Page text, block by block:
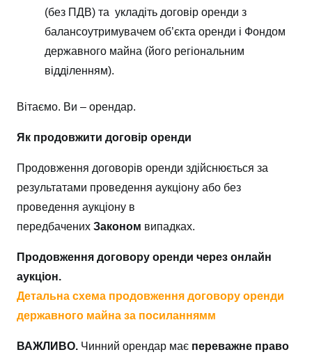
(без ПДВ) та укладіть договір оренди з
балансоутримувачем об’єкта оренди і Фондом
державного майна (його регіональним
відділенням).
Вітаємо. Ви – орендар.
Як продовжити договір оренди
Продовження договорів оренди здійснюється за
результатами проведення аукціону або без
проведення аукціону в
передбачених Законом випадках.
Продовження договору оренди через онлайн
аукціон.
Детальна схема продовження договору оренди
державного майна за посиланнямм
ВАЖЛИВО. Чинний орендар має переважне право